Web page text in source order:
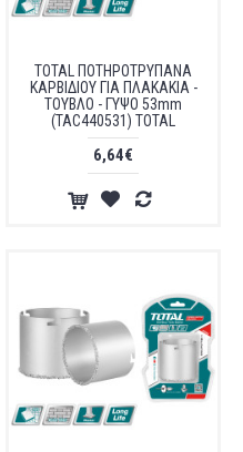
TOTAL ΠΟΤΗΡΟΤΡΥΠΑΝΑ
ΚΑΡΒΙΔΙΟΥ ΓΙΑ ΠΛΑΚΑΚΙΑ -
ΤΟΥΒΛΟ - ΓΥΨΟ 53mm
(TAC440531) TOTAL
6,64€